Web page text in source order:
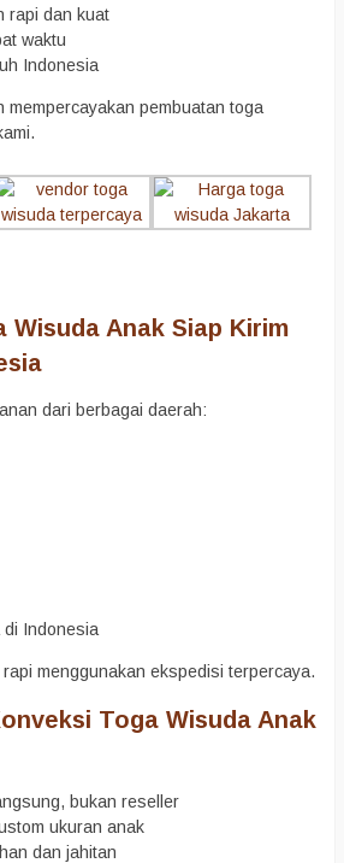
rapi dan kuat
waktu
Indonesia
mempercayakan pembuatan toga
Wisuda Anak Siap Kirim
dari berbagai daerah:
di Indonesia
menggunakan ekspedisi terpercaya.
Toga Wisuda Anak
bukan reseller
ukuran anak
dan jahitan